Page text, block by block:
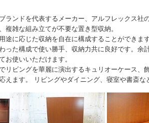
ランドを代表するメーカー、アルフレックス社
複雑な組み立てが不要な置き型収納。
途に応じた収納を自在に構成することができます
った構成で使い勝手、収納力共に良好です。
お使いいただけます。
リビングを華麗に演出するキュリオーケース
えます。 リビングやダイニング、寝室や書斎な